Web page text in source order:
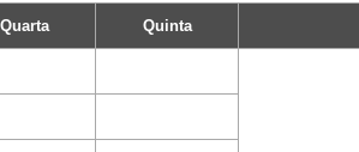
Quarta Quinta